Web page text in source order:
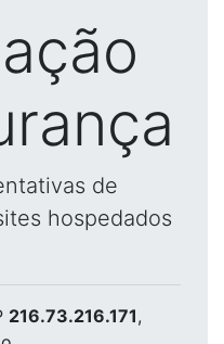
de
hospedados
216.73.216.171,